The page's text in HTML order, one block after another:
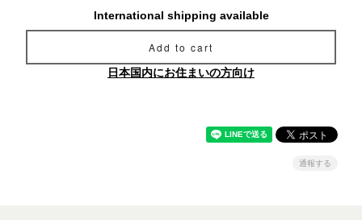
International shipping available
Add to cart
日本国内にお住まいの方向け
通報する